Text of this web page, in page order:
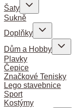
Šaty
Sukně
Doplňky
Dům a Hobby
Plavky
Čepice
Značkové Tenisky
Lego stavebnice
Sport
Kostýmy